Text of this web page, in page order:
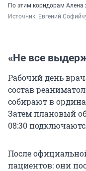
По этим коридорам Алена
Источник: Евгений
«Не все
Рабочий день
состав
собирают в
Затем плановый
08:30
После
пациентов: они